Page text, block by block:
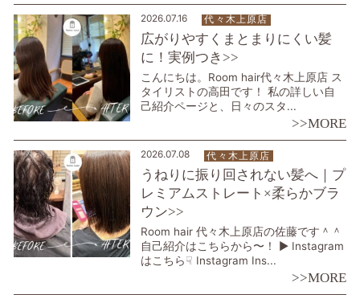
2026.07.16 代々木上原店
広がりやすくまとまりにくい髪
に！実例つき>>
こんにちは。Room hair代々木上原店 ス
タイリストの高田です！ 私の詳しい自
己紹介ページと、日々のスタ...
>>MORE
2026.07.08 代々木上原店
うねりに振り回されない髪へ｜プ
レミアムストレート×柔らかブラ
ウン>>
Room hair 代々木上原店の佐藤です＾＾
自己紹介はこちらから〜！ ▶︎ Instagram
はこちら☟ Instagram Ins...
>>MORE